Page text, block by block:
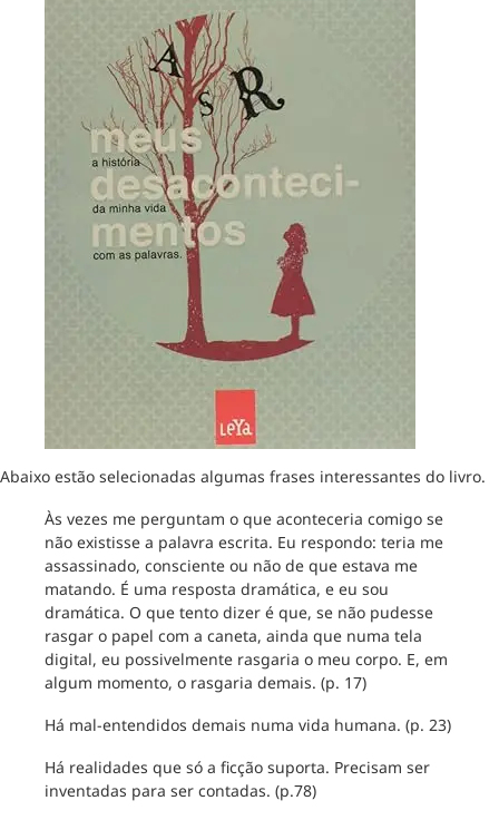
Abaixo estão selecionadas algumas frases interessantes do livro.
Às vezes me perguntam o que aconteceria comigo se
não existisse a palavra escrita. Eu respondo: teria me
assassinado, consciente ou não de que estava me
matando. É uma resposta dramática, e eu sou
dramática. O que tento dizer é que, se não pudesse
rasgar o papel com a caneta, ainda que numa tela
digital, eu possivelmente rasgaria o meu corpo. E, em
algum momento, o rasgaria demais. (p. 17)
Há mal-entendidos demais numa vida humana. (p. 23)
Há realidades que só a ficção suporta. Precisam ser
inventadas para ser contadas. (p.78)